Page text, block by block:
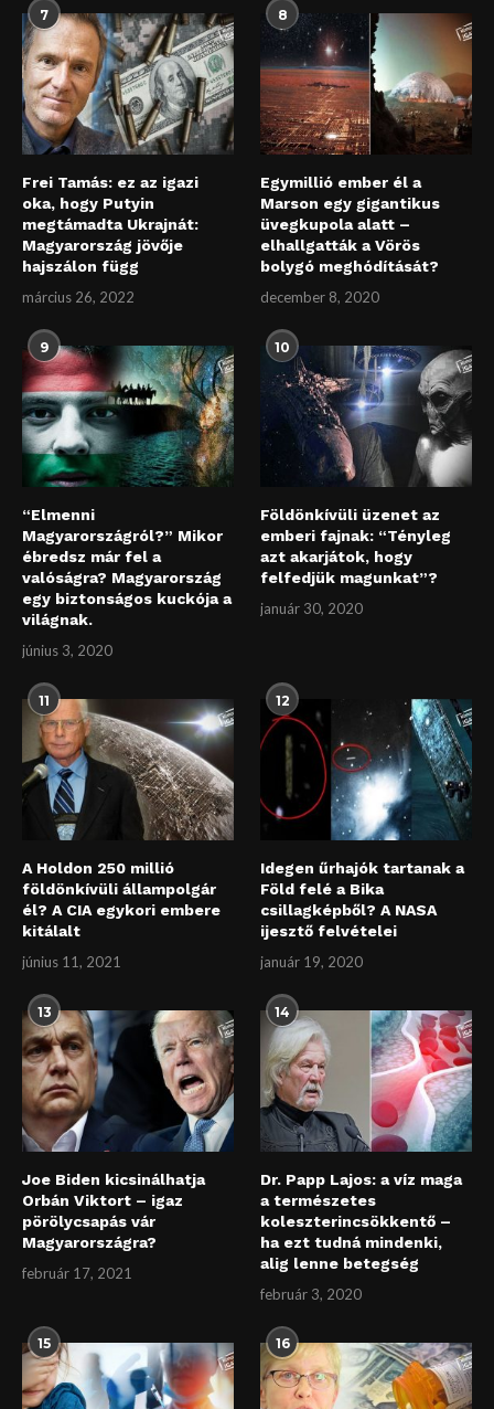
7
Frei Tamás: ez az igazi
oka, hogy Putyin
megtámadta Ukrajnát:
Magyarország jövője
hajszálon függ
március 26, 2022
8
Egymillió ember él a
Marson egy gigantikus
üvegkupola alatt –
elhallgatták a Vörös
bolygó meghódítását?
december 8, 2020
9
“Elmenni
Magyarországról?” Mikor
ébredsz már fel a
valóságra? Magyarország
egy biztonságos kuckója a
világnak.
június 3, 2020
10
Földönkívüli üzenet az
emberi fajnak: “Tényleg
azt akarjátok, hogy
felfedjük magunkat”?
január 30, 2020
11
A Holdon 250 millió
földönkívüli állampolgár
él? A CIA egykori embere
kitálalt
június 11, 2021
12
Idegen űrhajók tartanak a
Föld felé a Bika
csillagképből? A NASA
ijesztő felvételei
január 19, 2020
13
Joe Biden kicsinálhatja
Orbán Viktort – igaz
pörölycsapás vár
Magyarországra?
február 17, 2021
14
Dr. Papp Lajos: a víz maga
a természetes
koleszterincsökkentő –
ha ezt tudná mindenki,
alig lenne betegség
február 3, 2020
15 16